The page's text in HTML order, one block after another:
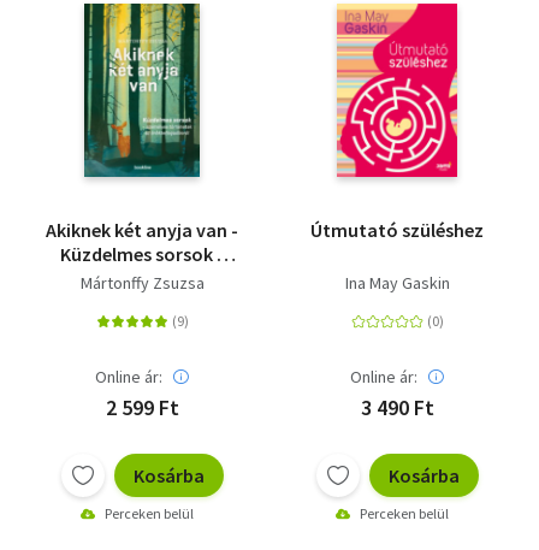
Akiknek két anyja van -
Küzdelmes sorsok -
személyes történetek
Mártonffy Zsuzsa
Online ár:
2 599 Ft
Kosárba
Perceken belül
Útmutató szüléshez
Ina May Gaskin
Online ár:
3 490 Ft
Kosárba
Perceken belül